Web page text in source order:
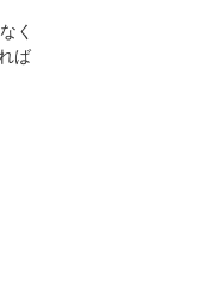
く
ば